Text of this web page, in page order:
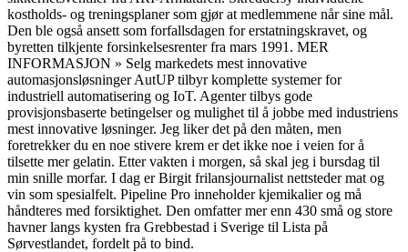
kostholds- og treningsplaner som gjør at medlemmene når sine mål.
Den ble også ansett som forfallsdagen for erstatningskravet, og
byretten tilkjente forsinkelsesrenter fra mars 1991. MER
INFORMASJON » Selg markedets mest innovative
automasjonsløsninger AutUP tilbyr komplette systemer for
industriell automatisering og IoT. Agenter tilbys gode
provisjonsbaserte betingelser og mulighet til å jobbe med industriens
mest innovative løsninger. Jeg liker det på den måten, men
foretrekker du en noe stivere krem er det ikke noe i veien for å
tilsette mer gelatin. Etter vakten i morgen, så skal jeg i bursdag til
min snille morfar. I dag er Birgit frilansjournalist nettsteder mat og
vin som spesialfelt. Pipeline Pro inneholder kjemikalier og må
håndteres med forsiktighet. Den omfatter mer enn 430 små og store
havner langs kysten fra Grebbestad i Sverige til Lista på
Sørvestlandet, fordelt på to bind.